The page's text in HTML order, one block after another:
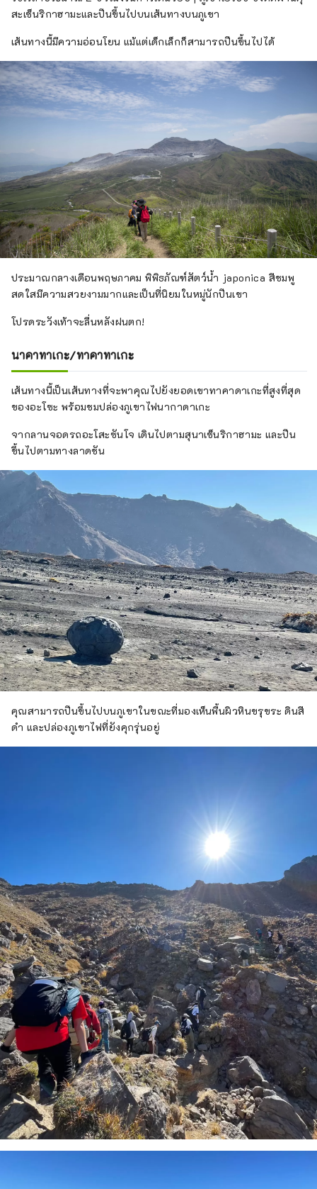
สะเซ็นริกาฮามะและปีนขึ้นไปบนเส้นทางบนภูเขา
เส้นทางนี้มีความอ่อนโยน แม้แต่เด็กเล็กก็สามารถปีนขึ้นไปได้
ประมาณกลางเดือนพฤษภาคม พิพิธภัณฑ์สัตว์น้ำ japonica สีชมพู
สดใสมีความสวยงามมากและเป็นที่นิยมในหมู่นักปีนเขา
โปรดระวังเท้าจะลื่นหลังฝนตก!
นาคาทาเกะ/ทาคาทาเกะ
เส้นทางนี้เป็นเส้นทางที่จะพาคุณไปยังยอดเขาทาคาดาเกะที่สูงที่สุด
ของอะโซะ พร้อมชมปล่องภูเขาไฟนากาดาเกะ
จากลานจอดรถอะโสะซันโจ เดินไปตามสุนาเซ็นริกาฮามะ และปีน
ขึ้นไปตามทางลาดชัน
คุณสามารถปีนขึ้นไปบนภูเขาในขณะที่มองเห็นพื้นผิวหินขรุขระ ดินสี
ดำ และปล่องภูเขาไฟที่ยังคุกรุ่นอยู่